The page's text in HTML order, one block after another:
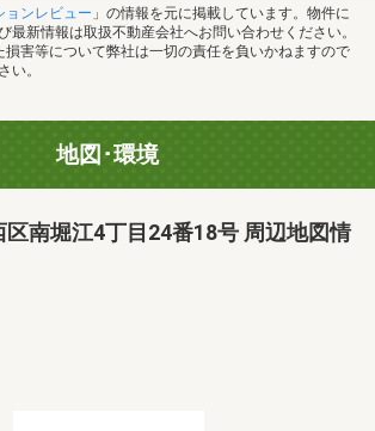
ョンレビュー 」の情報を元に掲載しています。物件に
最新情報は取扱不動産会社へお問い合わせください。
害等について弊社は一切の責任を負いかねますので
い。
地図･環境
区南堀江4丁目24番18号 周辺地図情